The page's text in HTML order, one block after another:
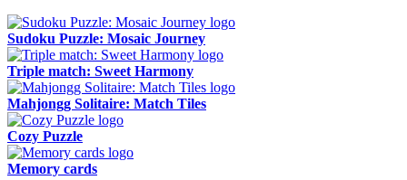
Sudoku Puzzle: Mosaic Journey
Triple match: Sweet Harmony
Mahjongg Solitaire: Match Tiles
Cozy Puzzle
Memory cards